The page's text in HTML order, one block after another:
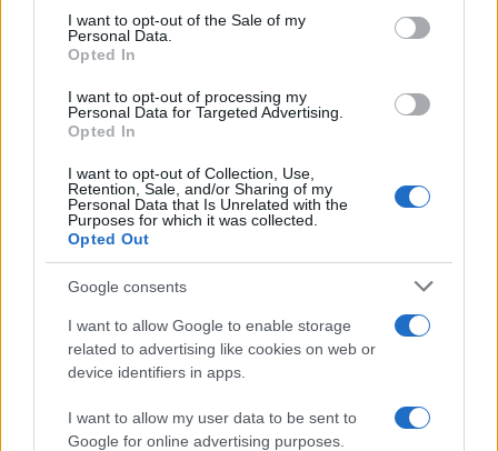
consent section.
I want to opt-out of the Sale of my
Personal Data.
Opted In
I want to opt-out of processing my
Personal Data for Targeted Advertising.
Opted In
I want to opt-out of Collection, Use,
Retention, Sale, and/or Sharing of my
Personal Data that Is Unrelated with the
Purposes for which it was collected.
Opted Out
Google consents
I want to allow Google to enable storage
related to advertising like cookies on web or
device identifiers in apps.
I want to allow my user data to be sent to
Google for online advertising purposes.
tudhat. Különleges hangjához kifejezetten illik a Traviáta,
hiszen a címszerep egy olyan szólamot takar, ami rendkívül
összetett, koloratúr-, lírai és drámai szoprán hangot igényel.
Kolonits Klára énekének komplexitása és egyedisége épp
egyetlen kategóriába sem; a lírai szoprán és a
koloratúraszoprán szerepek ugyanúgy megtalálhatóak a
repertoárjában.
A társasági élet középpontjában csillogó nőt őszintén
szerető ifjút Boncsér Gergely alakítja. A tenor 2008-ban az
Operaház ösztöndíjasa lett, az Operettszínházban játszott